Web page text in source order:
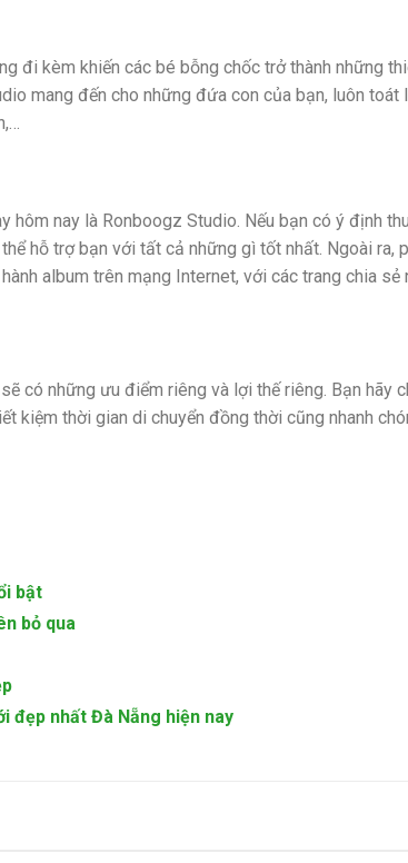
đi kèm khiến các bé bỗng chốc trở thành những
mang đến cho những đứa con của bạn, luôn toát
hôm nay là Ronboogz Studio. Nếu bạn có ý định
hỗ trợ bạn với tất cả những gì tốt nhất. Ngoài ra,
album trên mạng Internet, với các trang chia sẻ
có những ưu điểm riêng và lợi thế riêng. Bạn hãy
kiệm thời gian di chuyển đồng thời cũng nhanh
bật
bỏ qua
đẹp nhất Đà Nẵng hiện nay